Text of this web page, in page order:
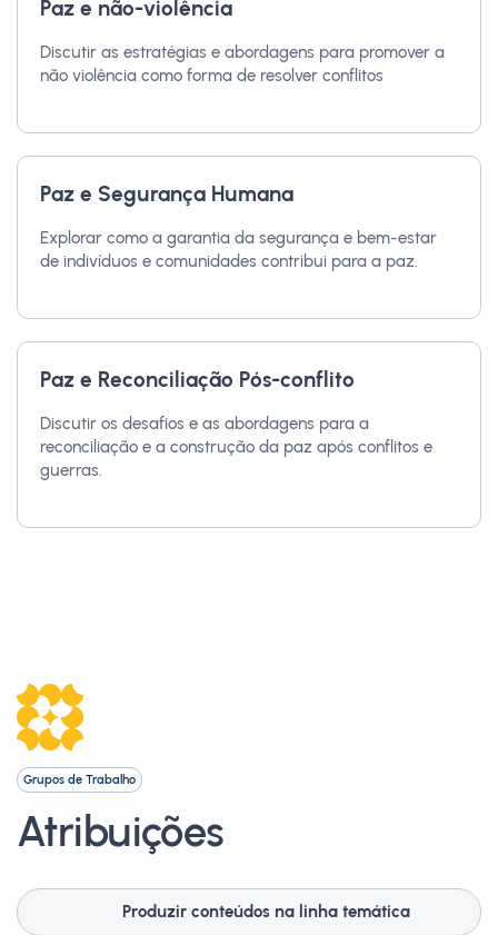
Paz e não-violência
Discutir as estratégias e abordagens para promover a
não violência como forma de resolver conflitos
Paz e Segurança Humana
Explorar como a garantia da segurança e bem-estar
de indivíduos e comunidades contribui para a paz.
Paz e Reconciliação Pós-conflito
Discutir os desafios e as abordagens para a
reconciliação e a construção da paz após conflitos e
guerras.
Grupos de Trabalho
Atribuições
Produzir conteúdos na linha temática